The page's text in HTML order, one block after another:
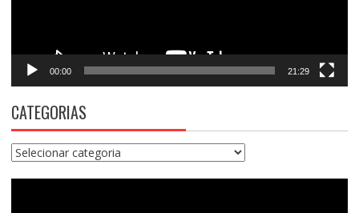
00:00 21:29
CATEGORIAS
Categorias